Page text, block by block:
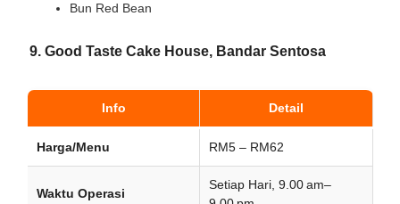
Bun Red Bean
9. Good Taste Cake House, Bandar Sentosa
Info Detail
Harga/Menu RM5 – RM62
Waktu Operasi
Setiap Hari, 9.00 am–